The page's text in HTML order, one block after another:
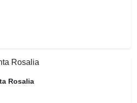
Rosalia